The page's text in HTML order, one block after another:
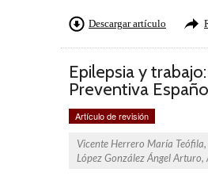
Descargar artículo
Epilepsia y
Preventiva
Artículo de revisión
Vicente Herrero María
López González Ángel Arturo,